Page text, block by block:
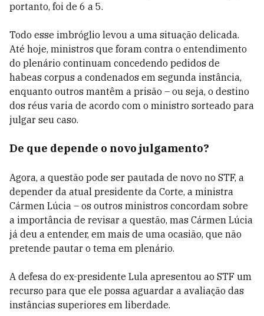
portanto, foi de 6 a 5.
Todo esse imbróglio levou a uma situação delicada.
Até hoje, ministros que foram contra o entendimento
do plenário continuam concedendo pedidos de
habeas corpus a condenados em segunda instância,
enquanto outros mantêm a prisão – ou seja, o destino
dos réus varia de acordo com o ministro sorteado para
julgar seu caso.
De que depende o novo julgamento?
Agora, a questão pode ser pautada de novo no STF, a
depender da atual presidente da Corte, a ministra
Cármen Lúcia – os outros ministros concordam sobre
a importância de revisar a questão, mas Cármen Lúcia
já deu a entender, em mais de uma ocasião, que não
pretende pautar o tema em plenário.
A defesa do ex-presidente Lula apresentou ao STF um
recurso para que ele possa aguardar a avaliação das
instâncias superiores em liberdade.